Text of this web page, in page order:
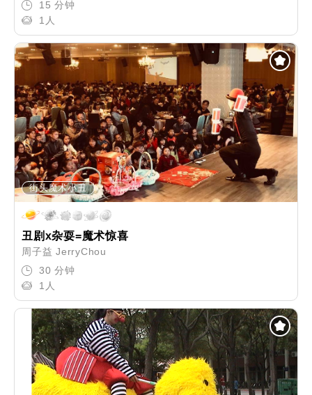
15 分钟
1人
街头魔术小丑
丑剧x杂耍=魔术惊喜
周子益 JerryChou
30 分钟
1人